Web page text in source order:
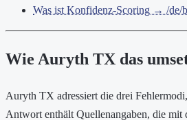
Was ist Konfidenz-Scoring → /de/
Wie Auryth TX das
Auryth TX adressiert die drei
Antwort enthält Quellenangaben, die